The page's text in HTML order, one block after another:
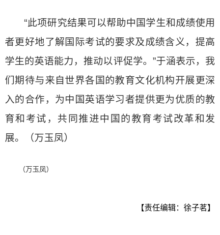
“此项研究结果可以帮助中国学生和成绩使用
者更好地了解国际考试的要求及成绩含义，提高
学生的英语能力，推动以评促学。”于涵表示，我
们期待与来自世界各国的教育文化机构开展更深
入的合作，为中国英语学习者提供更为优质的教
育和考试，共同推进中国的教育考试改革和发
展。（万玉凤）
（万玉凤）
【责任编辑：徐子茗】